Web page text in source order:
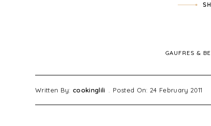
GAUFRES &
Written By: cookinglili Posted On: 24 February 2011